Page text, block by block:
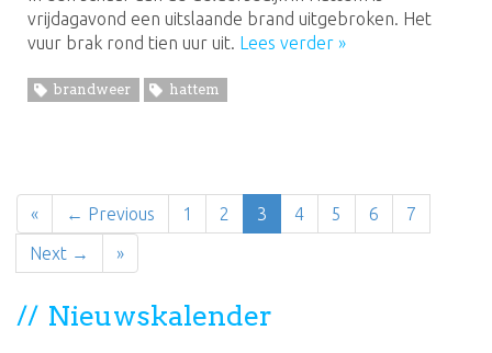
vrijdagavond een uitslaande brand uitgebroken. Het
vuur brak rond tien uur uit. Lees verder »
brandweer hattem
« ← Previous 1 2 3 4 5 6
7
Next →
»
Nieuwskalender